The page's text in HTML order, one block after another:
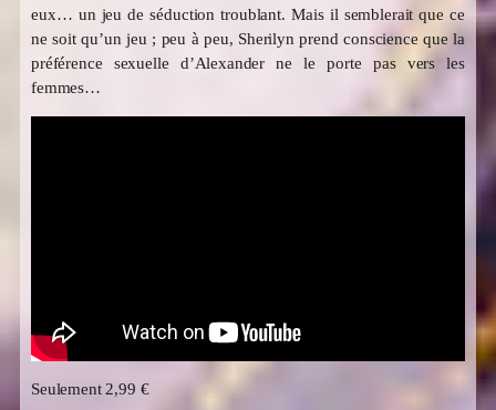
eux… un jeu de séduction troublant. Mais il semblerait que ce
ne soit qu’un jeu ; peu à peu, Sherilyn prend conscience que la
préférence sexuelle d’Alexander ne le porte pas vers les
femmes…
Seulement 2,99 €